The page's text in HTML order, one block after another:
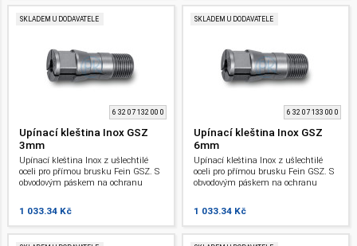
SKLADEM U DODAVATELE
6 32 07 132 00 0
Upínací kleština Inox GSZ
3mm
Upínací kleština Inox z ušlechtilé
oceli pro přímou brusku Fein GSZ. S
obvodovým páskem na ochranu
upínacího otvoru: 3 mm.
1 033.34 Kč
SKLADEM U DODAVATELE
6 32 07 133 00 0
Upínací kleština Inox GSZ
6mm
Upínací kleština Inox z ušlechtilé
oceli pro přímou brusku Fein GSZ. S
obvodovým páskem na ochranu
upínacího otvoru: 6 mm.
1 033.34 Kč